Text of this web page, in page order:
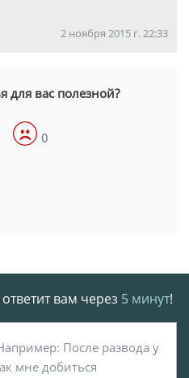
2 ноября 2015 г. 22:33
для вас полезной?
0
вам через 5 минут!